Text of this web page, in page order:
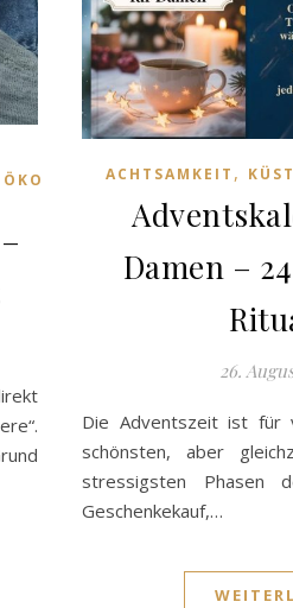
ÖKO
ACHTSAMKEIT ,
Damen –
26.
Die Adventszeit ist für
schönsten, aber
stressigsten Phasen
Geschenkekauf,…